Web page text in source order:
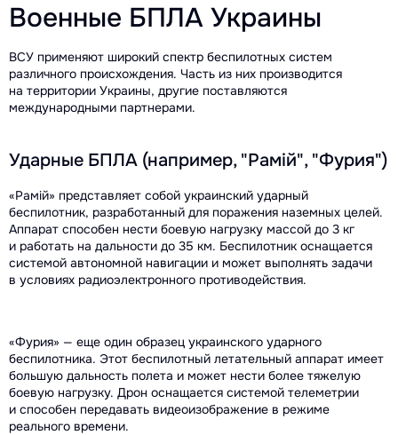
Военные БПЛА Украины
ВСУ применяют широкий спектр беспилотных систем
различного происхождения. Часть из них производится
на территории Украины, другие поставляются
международными партнерами.
Ударные БПЛА (например, "Рамій", "Фурия")
«Рамій» представляет собой украинский ударный
беспилотник, разработанный для поражения наземных целей.
Аппарат способен нести боевую нагрузку массой до 3 кг
и работать на дальности до 35 км. Беспилотник оснащается
системой автономной навигации и может выполнять задачи
в условиях радиоэлектронного противодействия.
«Фурия» — еще один образец украинского ударного
беспилотника. Этот беспилотный летательный аппарат имеет
большую дальность полета и может нести более тяжелую
боевую нагрузку. Дрон оснащается системой телеметрии
и способен передавать видеоизображение в режиме
реального времени.